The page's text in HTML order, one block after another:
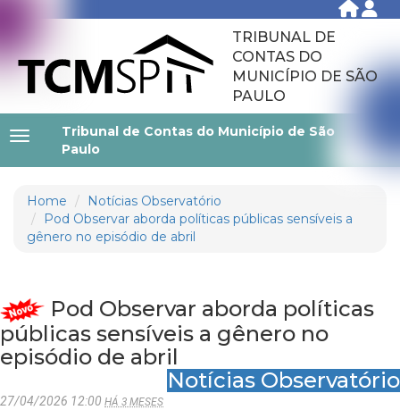
TRIBUNAL DE
CONTAS DO
MUNICÍPIO DE SÃO
PAULO
Tribunal de Contas do Município de São
Paulo
Home
Notícias Observatório
Pod Observar aborda políticas públicas sensíveis a
gênero no episódio de abril
Pod Observar aborda políticas
públicas sensíveis a gênero no
episódio de abril
Notícias Observatório
27/04/2026 12:00 HÁ 3 MESES